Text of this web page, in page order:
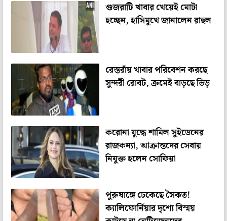
গুজরাটি খাবার খেয়েই মোটা
হচ্ছেন, হাসিমুখে জানালেন রাহুল
রেস্তরাঁয় খাবার পরিবেশন করছে
সুন্দরী রোবট, ক্রমেই বাড়ছে ভিড়
করোনা যুদ্ধে শামিল সুইডেনের
রাজকন্যা, আক্রান্তদের সেবায়
নিযুক্ত হলেন সোফিয়া
পুরুষাঙ্গে ঢেকেছে সৈকত!
ক্যালিফোর্নিয়ার দৃশ্যে বিস্ময়